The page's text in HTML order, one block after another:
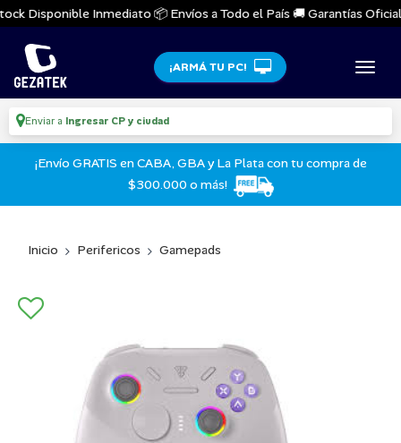
Disponible Inmediato 📦 Envíos a Todo el País 🚚 Garantías
¡ARMÁ TU PC!
Enviar a Ingresar CP y ciudad
¡Envío GRATIS en CABA, GBA y La Plata con tu compra de
$300.000 o más!
Inicio Perifericos Gamepads